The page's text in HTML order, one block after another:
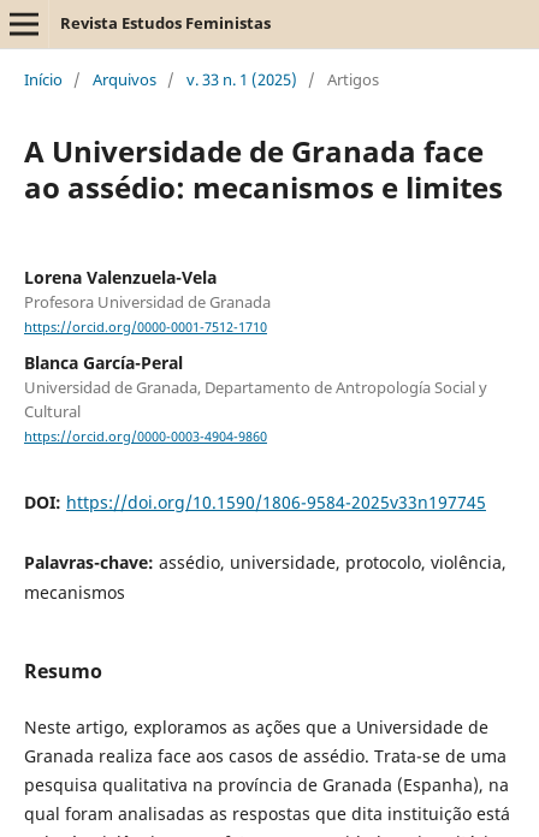
Revista Estudos Feministas
Início / Arquivos / v. 33 n. 1 (2025) / Artigos
A Universidade de Granada face
ao assédio: mecanismos e limites
Lorena Valenzuela-Vela
Profesora Universidad de Granada
https://orcid.org/0000-0001-7512-1710
Blanca García-Peral
Universidad de Granada, Departamento de Antropología Social y
Cultural
https://orcid.org/0000-0003-4904-9860
DOI: https://doi.org/10.1590/1806-9584-2025v33n197745
Palavras-chave: assédio, universidade, protocolo, violência,
mecanismos
Resumo
Neste artigo, exploramos as ações que a Universidade de
Granada realiza face aos casos de assédio. Trata-se de uma
pesquisa qualitativa na província de Granada (Espanha), na
qual foram analisadas as respostas que dita instituição está